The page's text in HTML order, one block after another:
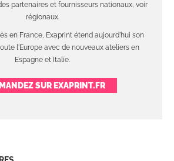
partenaires et fournisseurs nationaux, voir
régionaux.
en France, Exaprint étend aujourd'hui son
l'Europe avec de nouveaux ateliers en
Espagne et Italie.
SUR EXAPRINT.FR